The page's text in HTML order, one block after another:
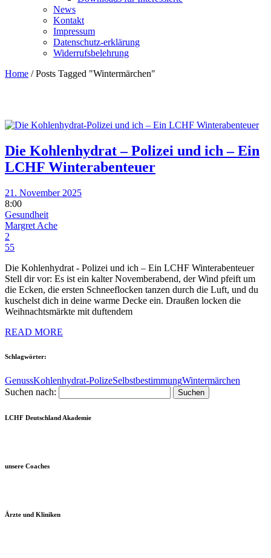
News
Kontakt
Impressum
Datenschutz-erklärung
Widerrufsbelehrung
Home /Posts Tagged "Wintermärchen"
Die Kohlenhydrat – Polizei und ich – Ein
LCHF Winterabenteuer
21. November 2025
8:00
Gesundheit
Margret Ache
2
55
Die Kohlenhydrat - Polizei und ich – Ein LCHF Winterabenteuer
Stell dir vor: Es ist ein kalter Novemberabend, der Wind pfeift um
die Ecken, die ersten Schneeflocken tanzen durch die Luft, und du
kuschelst dich in deine warme Decke ein. Draußen locken die
Weihnachtsmärkte mit duftendem
READ MORE
Schlagwörter:
GenussKohlenhydrat-PolizeSelbstbestimmungWintermärchen
Suchen nach:
LCHF Deutschland Akademie
unsere Coaches
Ärzte und Kliniken